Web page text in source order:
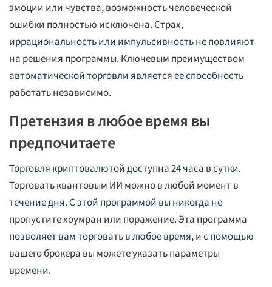
эмоции или чувства, возможность человеческой
ошибки полностью исключена. Страх,
иррациональность или импульсивность не повлияют
на решения программы. Ключевым преимуществом
автоматической торговли является ее способность
работать независимо.
Претензия в любое время вы
предпочитаете
Торговля криптовалютой доступна 24 часа в сутки.
Торговать квантовым ИИ можно в любой момент в
течение дня. С этой программой вы никогда не
пропустите хоумран или поражение. Эта программа
позволяет вам торговать в любое время, и с помощью
вашего брокера вы можете указать параметры
времени.